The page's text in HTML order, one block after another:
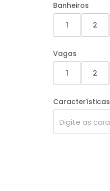
Banheiros
1
2
Vagas
1
2
Características